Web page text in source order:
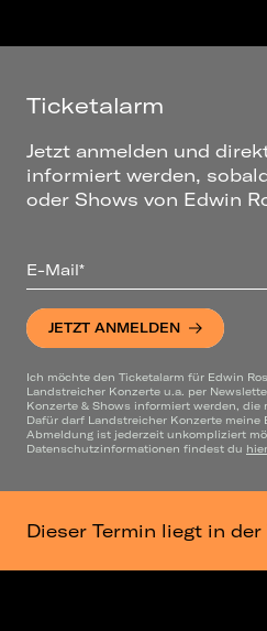
Ticketalarm
Jetzt anmelden und
informiert werden,
oder Shows von Edwin
E-Mail*
JETZT ANMELDEN
Ich möchte den Ticketalarm für Edwin
Landstreicher Konzerte u.a. per
Konzerte & Shows informiert werden, die
Dafür darf Landstreicher Konzerte meine
Abmeldung ist jederzeit unkompliziert
Datenschutzinformationen findest du hier
Dieser Termin liegt in der